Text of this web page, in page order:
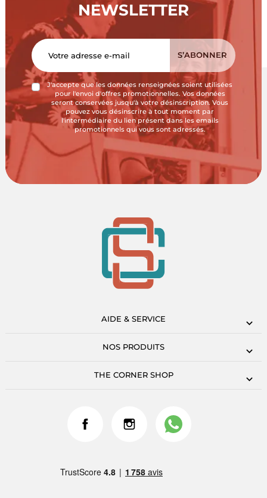
NEWSLETTER
J'accepte que les données renseignées soient utilisées
pour l'envoi d'offres promotionnelles. Vos données
seront conservées jusqu'à votre désinscription. Vous
pouvez vous désinscrire à tout moment par
l'intermédiaire du lien présent dans les emails
promotionnels qui vous sont adressés.
AIDE & SERVICE
NOS PRODUITS
THE CORNER SHOP